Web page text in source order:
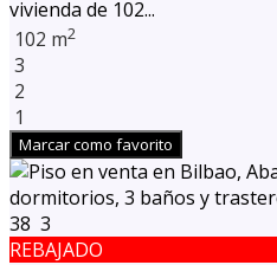
vivienda de 102...
102 m2
3
2
1
Marcar como favorito
38 3
REBAJADO